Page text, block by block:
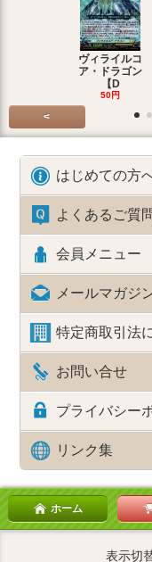
ヴィライルコ
ア・ドラゴン
【D
50円
<
はじめての方
よくあるご質
会員メニュー
メールマガジ
特定商取引法
お問い合せ
プライバシー
リンク集
ホーム
表示切